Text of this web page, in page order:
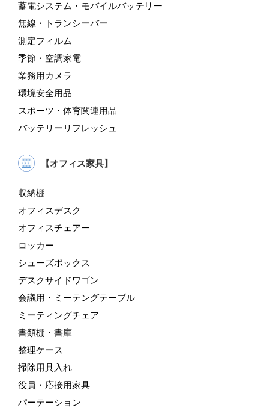
蓄電システム・モバイルバッテリー
無線・トランシーバー
測定フィルム
季節・空調家電
業務用カメラ
環境安全用品
スポーツ・体育関連用品
バッテリーリフレッシュ
【オフィス家具】
収納棚
オフィスデスク
オフィスチェアー
ロッカー
シューズボックス
デスクサイドワゴン
会議用・ミーテングテーブル
ミーティングチェア
書類棚・書庫
整理ケース
掃除用具入れ
役員・応接用家具
パーテーション